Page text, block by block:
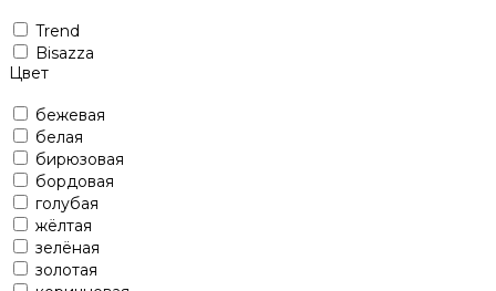
Trend
Bisazza
Цвет
бежевая
белая
бирюзовая
бордовая
голубая
жёлтая
зелёная
золотая